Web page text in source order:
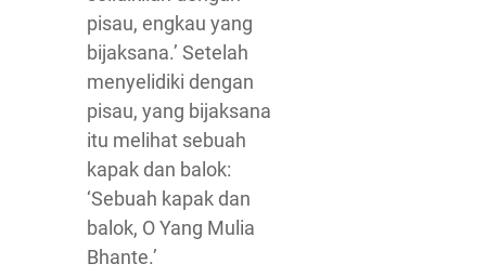
pisau, engkau yang
bijaksana.’ Setelah
menyelidiki dengan
pisau, yang bijaksana
itu melihat sebuah
kapak dan balok:
‘Sebuah kapak dan
balok, O Yang Mulia
Bhante.’